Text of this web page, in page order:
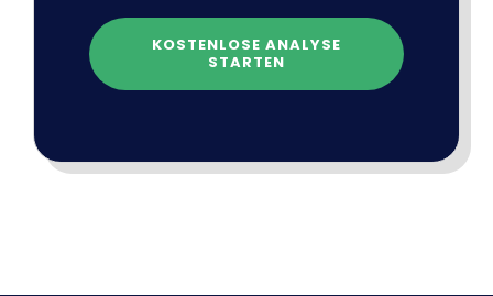
KOSTENLOSE ANALYSE
STARTEN